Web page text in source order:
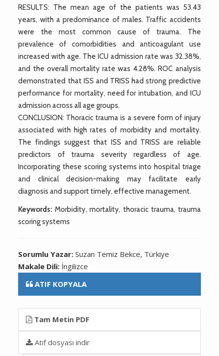
RESULTS: The mean age of the patients was 53.43
years, with a predominance of males. Traffic accidents
were the most common cause of trauma. The
prevalence of comorbidities and anticoagulant use
increased with age. The ICU admission rate was 32.38%,
and the overall mortality rate was 4.28%. ROC analysis
demonstrated that ISS and TRISS had strong predictive
performance for mortality, need for intubation, and ICU
admission across all age groups.
CONCLUSION: Thoracic trauma is a severe form of injury
associated with high rates of morbidity and mortality.
The findings suggest that ISS and TRISS are reliable
predictors of trauma severity regardless of age.
Incorporating these scoring systems into hospital triage
and clinical decision-making may facilitate early
diagnosis and support timely, effective management.
Keywords: Morbidity, mortality, thoracic trauma, trauma
scoring systems
Sorumlu Yazar:Suzan Temiz Bekce, Türkiye
Makale Dili: İngilizce
ATIF KOPYALA
Tam Metin PDF
Atıf dosyası indir